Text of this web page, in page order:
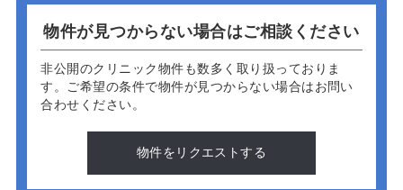
物件が見つからない場合はご相談ください
非公開のクリニック物件も数多く取り扱っておりま
す。 ご希望の条件で物件が見つからない場合はお問い
合わせください。
物件をリクエストする